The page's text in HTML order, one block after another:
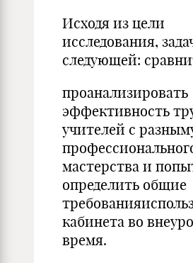
Исходя из цели
исследования,
следующей:
проанализировать
эффективность
учителей с
мастерства и
определить общие
кабинета во
время.